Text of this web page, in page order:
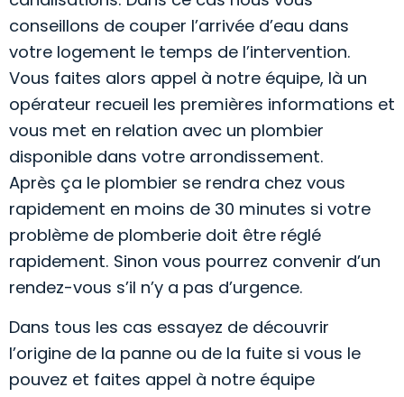
conseillons de couper l’arrivée d’eau dans
votre logement le temps de l’intervention.
Vous faites alors appel à notre équipe, là un
opérateur recueil les premières informations et
vous met en relation avec un plombier
disponible dans votre arrondissement.
Après ça le plombier se rendra chez vous
rapidement en moins de 30 minutes si votre
problème de plomberie doit être réglé
rapidement. Sinon vous pourrez convenir d’un
rendez-vous s’il n’y a pas d’urgence.
Dans tous les cas essayez de découvrir
l’origine de la panne ou de la fuite si vous le
pouvez et faites appel à notre équipe